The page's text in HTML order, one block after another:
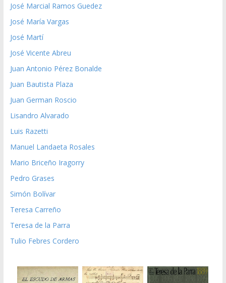
José Marcial Ramos Guedez
José María Vargas
José Martí
José Vicente Abreu
Juan Antonio Pérez Bonalde
Juan Bautista Plaza
Juan German Roscio
Lisandro Alvarado
Luis Razetti
Manuel Landaeta Rosales
Mario Briceño Iragorry
Pedro Grases
Simón Bolívar
Teresa Carreño
Teresa de la Parra
Tulio Febres Cordero